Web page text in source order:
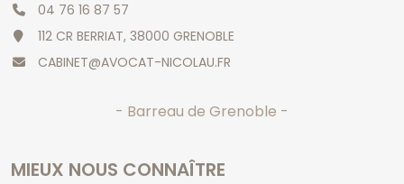
MIEUX NOUS CONNAÎTRE
04 76 16 87 57
112 CR BERRIAT, 38000 GRENOBLE
CABINET@AVOCAT-NICOLAU.FR
- Barreau de Grenoble -